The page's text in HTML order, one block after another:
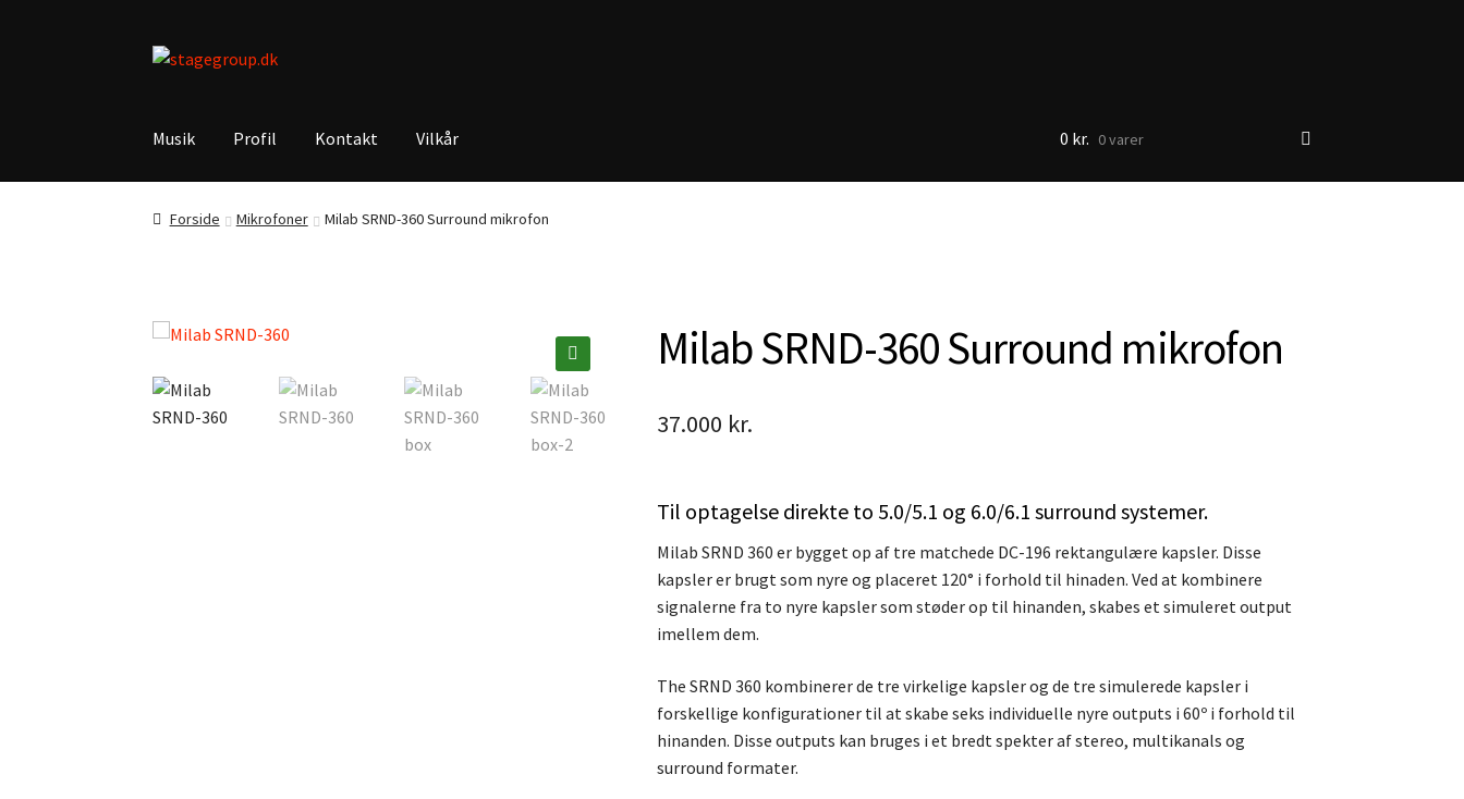
Spring
Spring
Musik
Profil Kontakt Vilkår 0 kr. 0 varer
Forside Mikrofoner Milab SRND-360 Surround mikrofon
🔍
Milab SRND-360 Surround mikrofon
37.000 kr.
Til optagelse direkte to 5.0/5.1 og 6.0/6.1 surround systemer.
Milab SRND 360 er bygget op af tre matchede DC-196 rektangulære kapsler. Disse
kapsler er brugt som nyre og placeret 120° i forhold til hinaden. Ved at kombinere
signalerne fra to nyre kapsler som støder op til hinanden, skabes et simuleret output
imellem dem.
The SRND 360 kombinerer de tre virkelige kapsler og de tre simulerede kapsler i
forskellige konfigurationer til at skabe seks individuelle nyre outputs i 60º i forhold til
hinanden. Disse outputs kan bruges i et bredt spekter af stereo, multikanals og
surround formater.